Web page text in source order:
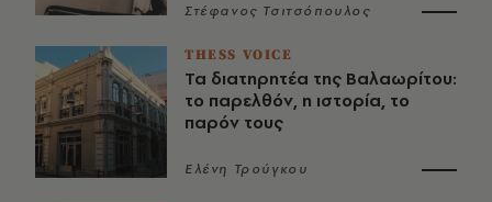
Στέφανος Τσιτσόπουλος
THESS VOICE
Τα διατηρητέα της Βαλαωρίτου:
το παρελθόν, η ιστορία, το
παρόν τους
Ελένη Τρούγκου